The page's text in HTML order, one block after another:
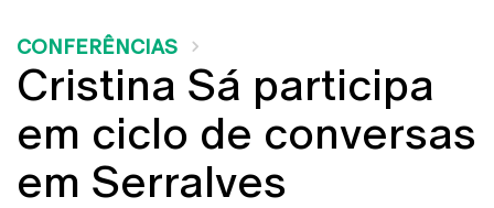
CONFERÊNCIAS
Cristina Sá participa
em ciclo de conversas
em Serralves